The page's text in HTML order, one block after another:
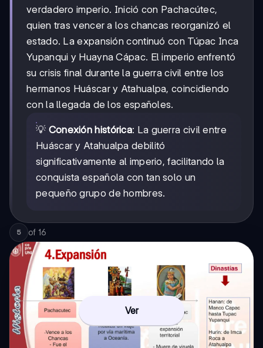
verdadero imperio. Inició con Pachacútec,
quien tras vencer a los chancas reorganizó el
estado. La expansión continuó con Túpac Inca
Yupanqui y Huayna Cápac. El imperio enfrentó
su crisis final durante la guerra civil entre los
hermanos Huáscar y Atahualpa, coincidiendo
con la llegada de los españoles.
💡 Conexión histórica: La guerra civil entre
Huáscar y Atahualpa debilitó
significativamente al imperio, facilitando la
conquista española con tan solo un
pequeño grupo de hombres.
5 of 16
Ver